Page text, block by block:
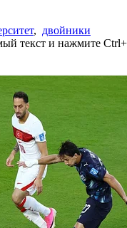
, двойники
текст и нажмите